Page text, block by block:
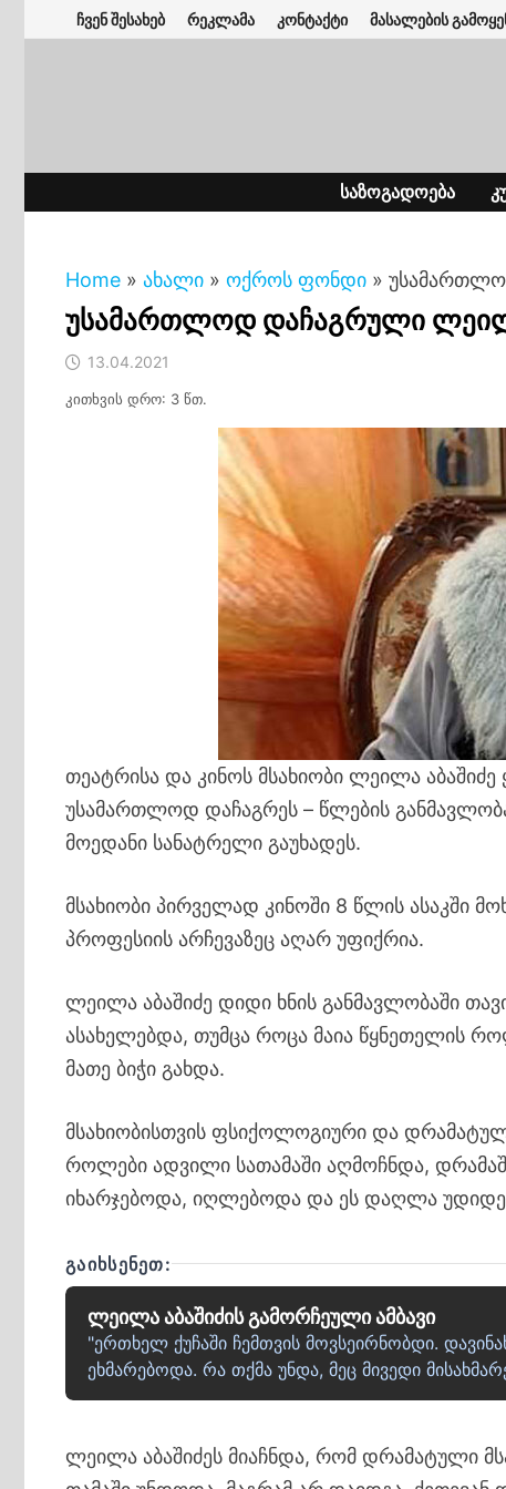
to
ჩვენ შესახებ რეკლამა კონტაქტი მასალების
ᲡᲐᲖᲝᲒᲐᲓᲝᲔᲑᲐ
Home » ახალი » ოქროს ფონდი »
უსამართლოდ დაჩაგრული
13.04.2021
კითხვის დრო: 3 წთ.
თეატრისა და კინოს მსახიობი ლეილა
უსამართლოდ დაჩაგრეს – წლების
მოედანი სანატრელი გაუხადეს.
მსახიობი პირველად კინოში 8 წლის ასაკში
პროფესიის არჩევაზეც აღარ უფიქრია.
ლეილა აბაშიძე დიდი ხნის განმავლობაში
ასახელებდა, თუმცა როცა მაია წყნეთელის
მათე ბიჭი გახდა.
მსახიობისთვის ფსიქოლოგიური და
როლები ადვილი სათამაში აღმოჩნდა,
იხარჯებოდა, იღლებოდა და ეს დაღლა
ᲒᲐᲘᲮᲡᲔᲜᲔᲗ:
ლეილა აბაშიძის გამორჩეული ამბავი
"ერთხელ ქუჩაში ჩემთვის მოვსეირნობდი.
ეხმარებოდა. რა თქმა უნდა, მეც მივედი
ლეილა აბაშიძეს მიაჩნდა, რომ დრამატული